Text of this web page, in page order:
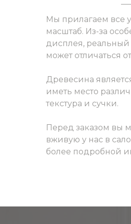
Мы прилагаем все
масштаб. Из-за
дисплея, реальный
может отличаться
Древесина
иметь место
текстура и сучки.
Перед заказом вы
вживую у нас в
более подробной